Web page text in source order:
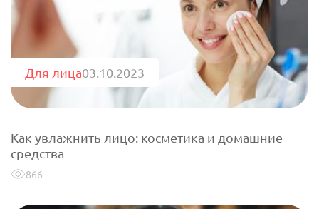
Для лица03.10.2023
Как увлажнить лицо: косметика и домашние
средства
866